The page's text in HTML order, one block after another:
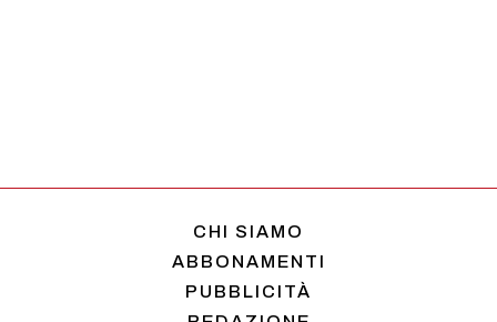
CHI SIAMO
ABBONAMENTI
PUBBLICITÀ